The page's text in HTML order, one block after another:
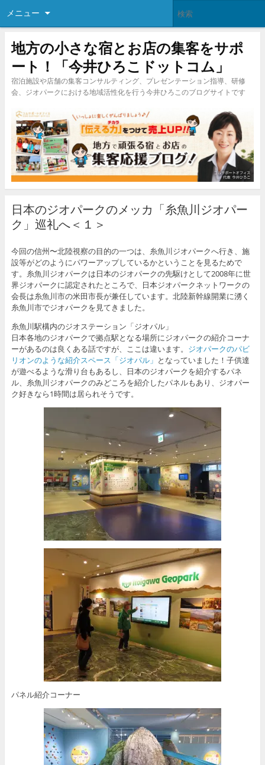
メニュー
地方の小さな宿とお店の集客をサポ
ート！「今井ひろこドットコム」
宿泊施設や店舗の集客コンサルティング、プレゼンテーション指導、研修
会、ジオパークにおける地域活性化を行う今井ひろこのブログサイトです
日本のジオパークのメッカ「糸魚川ジオパー
ク」巡礼へ＜１＞
今回の信州〜北陸視察の目的の一つは、糸魚川ジオパークへ行き、施
設等がどのようにパワーアップしているかということを見るためで
す。糸魚川ジオパークは日本のジオパークの先駆けとして2008年に世
界ジオパークに認定されたところで、日本ジオパークネットワークの
会長は糸魚川市の米田市長が兼任しています。北陸新幹線開業に湧く
糸魚川市でジオパークを見てきました。
糸魚川駅構内のジオステーション「ジオパル」
日本各地のジオパークで拠点駅となる場所にジオパークの紹介コーナ
ーがあるのは良くある話ですが、ここは違います。 ジオパークのパビ
リオンのような紹介スペース「ジオパル」 となっていました！子供達
が遊べるような滑り台もあるし、日本のジオパークを紹介するパネ
ル、糸魚川ジオパークのみどころを紹介したパネルもあり、ジオパー
ク好きなら1時間は居られそうです。
パネル紹介コーナー